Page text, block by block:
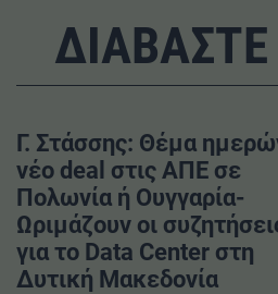
ΔΙΑΒΑΣΤΕ
Γ. Στάσσης: Θέμα
νέο deal στις ΑΠΕ σε
Πολωνία ή Ουγγαρία-
Ωριμάζουν οι
για το Data Center στη
Δυτική Μακεδονία